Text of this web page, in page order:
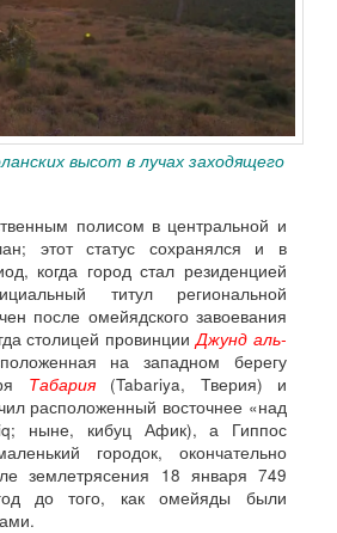
высот в лучах заходящего
полисом в центральной и
этот статус сохранялся и в
когда город стал резиденцией
титул региональной
после омейядского завоевания
столицей провинции Джунд аль-
на западном берегу
Табария(Tabariya, Тверия) и
расположенный восточнее «над
ныне, кибуц Афик), а Гиппос
городок, окончательно
землетрясения 18 января 749
до того, как омейяды были